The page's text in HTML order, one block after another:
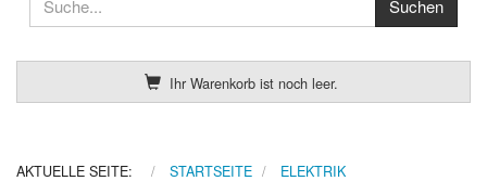
Ihr Warenkorb ist noch leer.
AKTUELLE SEITE: STARTSEITE
ELEKTRIK